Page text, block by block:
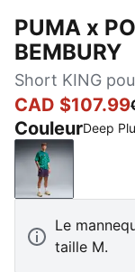
PUMA x
BEMBURY
Short KING
CAD $107.99
CouleurDeep
Deep Plum
Le
taille M.